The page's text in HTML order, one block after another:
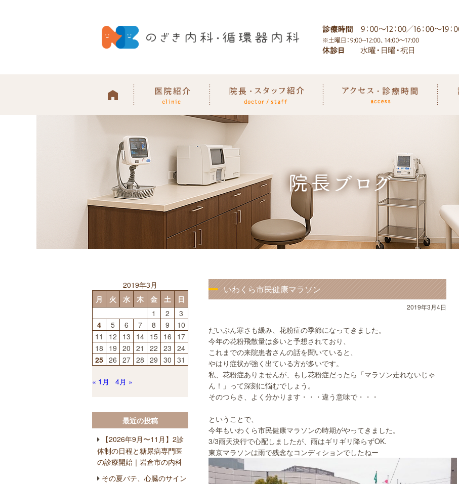
いわくら市民健康マラソン
2019年3月4日
だいぶん寒さも緩み、花粉症の季節になってきました。
今年の花粉飛散量は多いと予想されており、
これまでの来院患者さんの話を聞いていると、
やはり症状が強く出ている方が多いです。
私、花粉症ありませんが、もし花粉症だったら「マラソン走れないじゃ
ん！」って深刻に悩むでしょう。
そのつらさ、よく分かります・・・違う意味で・・・
ということで、
今年もいわくら市民健康マラソンの時期がやってきました。
3/3雨天決行で心配しましたが、雨はギリギリ降らずOK.
東京マラソンは雨で残念なコンディションでしたねー
2019年3月
月
火 水 木 金 土
日
1
2
3
4
5 6 7 8 9
10
11
12 13 14 15 16
17
18
19 20 21 22 23 24
25 26 27 28 29 30 31
« 1月 4月 »
最近の投稿
【2026年9月〜11月】2診
体制の日程と糖尿病専門医
の診療開始｜岩倉市の内科
その夏バテ、心臓のサイン